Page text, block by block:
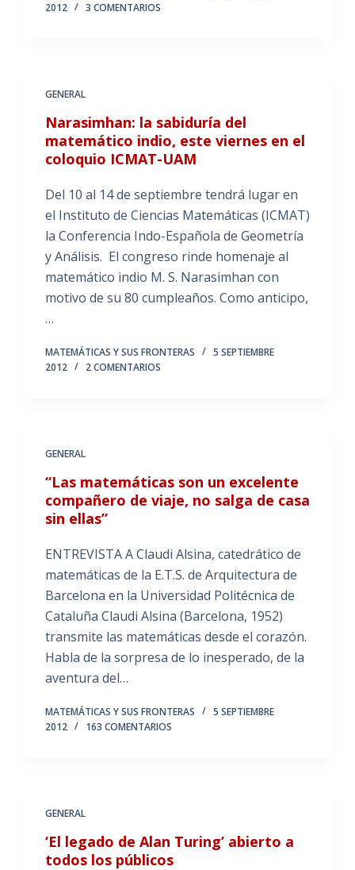
2012
3 COMENTARIOS
GENERAL
Narasimhan: la sabiduría del
matemático indio, este viernes en el
coloquio ICMAT-UAM
Del 10 al 14 de septiembre tendrá lugar en
el Instituto de Ciencias Matemáticas (ICMAT)
la Conferencia Indo-Española de Geometría
y Análisis. El congreso rinde homenaje al
matemático indio M. S. Narasimhan con
motivo de su 80 cumpleaños. Como anticipo,
…
MATEMÁTICAS Y SUS FRONTERAS
5 SEPTIEMBRE
2012
2 COMENTARIOS
GENERAL
“Las matemáticas son un excelente
compañero de viaje, no salga de casa
sin ellas”
ENTREVISTA A Claudi Alsina, catedrático de
matemáticas de la E.T.S. de Arquitectura de
Barcelona en la Universidad Politécnica de
Cataluña Claudi Alsina (Barcelona, 1952)
transmite las matemáticas desde el corazón.
Habla de la sorpresa de lo inesperado, de la
aventura del…
MATEMÁTICAS Y SUS FRONTERAS
5 SEPTIEMBRE
2012
163 COMENTARIOS
GENERAL
‘El legado de Alan Turing’ abierto a
todos los públicos